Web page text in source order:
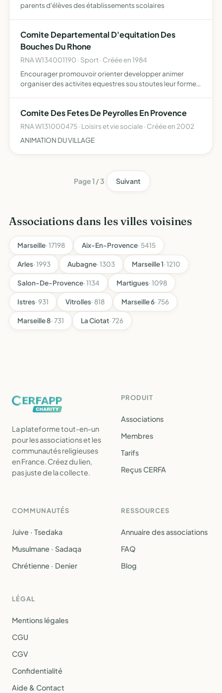
parents d'élèves des établissements scolaires
Comite Departemental D'equitation Des
Bouches Du Rhone
RNA W134001190 · Sport · Créée en 1984
Encourager promouvoir orienter developper animer
organiser des activites equestres sou stoutes leur forme
Comite Des Fetes De Peyrolles En Provence
RNA W131000475 · Loisirs et vie sociale · Créée en 2002
ANIMATION DU VILLAGE
Page 1 / 3 Suivant
Associations dans les villes voisines
Marseille· 17198 Aix-En-Provence· 5415
Arles· 1993 Aubagne· 1303 Marseille 1· 1210
Salon-De-Provence· 1134 Martigues· 1098
Istres· 931 Vitrolles· 818 Marseille 6· 756
Marseille 8· 731 La Ciotat· 726
La plateforme tout-en-un
pour les associations et les
communautés religieuses
en France. Créez du lien,
pas juste de la collecte.
PRODUIT
Associations
Membres
Tarifs
Reçus CERFA
COMMUNAUTÉS
Juive · Tsedaka
Musulmane · Sadaqa
Chrétienne · Denier
RESSOURCES
Annuaire des associations
FAQ
Blog
LÉGAL
Mentions légales
CGU
CGV
Confidentialité
Aide & Contact